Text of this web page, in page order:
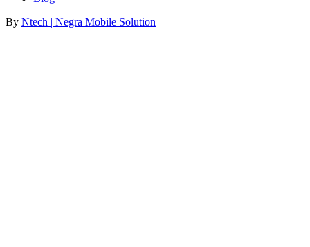
By Ntech | Negra Mobile Solution